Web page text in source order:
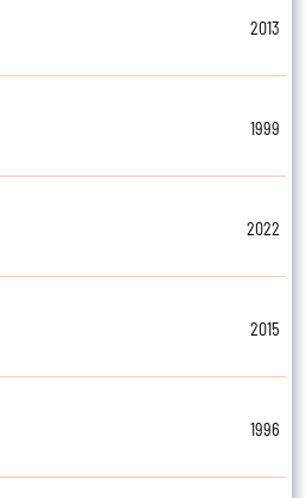
2013
1999
2022
2015
1996